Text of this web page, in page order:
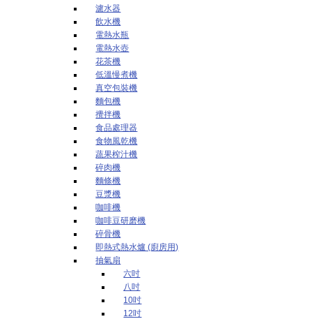
濾水器
飲水機
電熱水瓶
電熱水壺
花茶機
低溫慢煮機
真空包裝機
麵包機
攪拌機
食品處理器
食物風乾機
蔬果榨汁機
碎肉機
麵條機
豆漿機
咖啡機
咖啡豆研磨機
碎骨機
即熱式熱水爐 (廚房用)
抽氣扇
六吋
八吋
10吋
12吋